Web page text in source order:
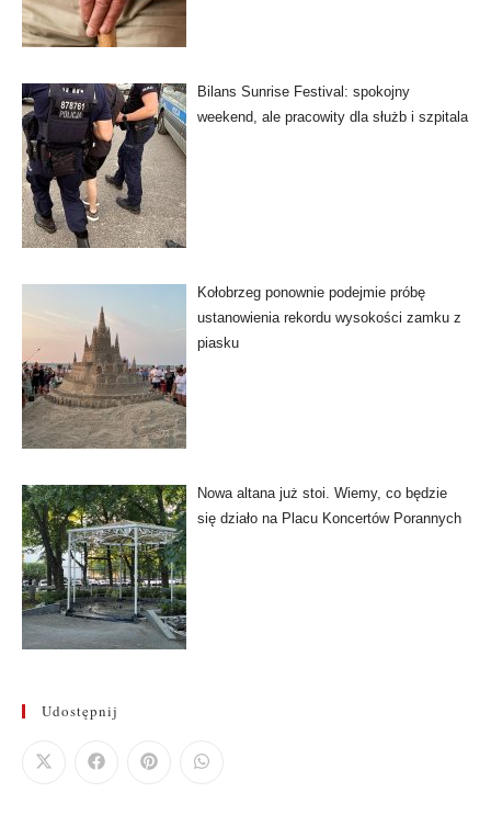
Bilans Sunrise Festival: spokojny
weekend, ale pracowity dla służb i szpitala
Kołobrzeg ponownie podejmie próbę
ustanowienia rekordu wysokości zamku z
piasku
Nowa altana już stoi. Wiemy, co będzie
się działo na Placu Koncertów Porannych
Udostępnij